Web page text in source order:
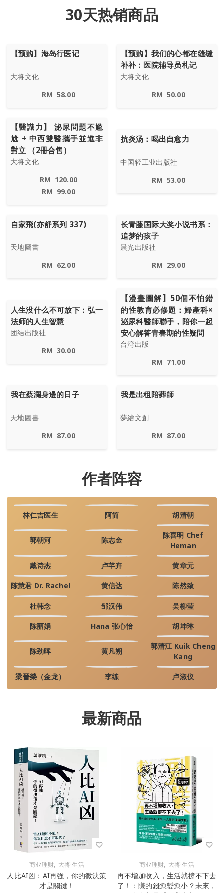
30天热销商品
【预购】海岛行医记
大将文化
RM 58.00
【预购】我们的心都在缝缝
补补：医院辅导员札记
大将文化
RM 50.00
【醫識力】 泌尿問題不尷
尬 + 中西雙醫攜手並進非
對立 （2冊合售）
大将文化
RM 120.00
RM 99.00
抗炎汤：喝出自愈力
中国轻工业出版社
RM 53.00
自家飛(亦舒系列 337)
天地圖書
RM 62.00
长青藤国际大奖小说书系：
追梦的孩子
晨光出版社
RM 29.00
人生没什么不可放下：弘一
法师的人生智慧
团结出版社
RM 30.00
【漫畫圖解】50個不怕錯
的性教育必修題：婦產科×
泌尿科醫師聯手，陪你一起
安心解答青春期的性疑問
台湾出版
RM 71.00
我在蔡瀾身邊的日子
天地圖書
RM 87.00
我是出租陪葬師
夢繪文創
RM 87.00
作者阵容
林仁吉医生 阿简 胡清朝
郭朝河 陈志金
陈喜明 Chef
Heman
戴诗杰 卢芊卉 黄章元
陈慧君 Dr. Rachel 黄信达 陈然致
杜韩念 邹汉伟 吴柳莹
陈丽娟 Hana 张心怡 胡坤琳
陈劲晖 黄凡朔
郭清江 Kuik Cheng
Kang
梁晉榮（金龙） 李练 卢淑仪
最新商品
商业理财, 大将·生活
人比AI凶：AI再強，你的微決策
才是關鍵！
商业理财, 大将·生活
再不增加收入，生活就撐不下去
了！：賺的錢愈變愈小？未來，